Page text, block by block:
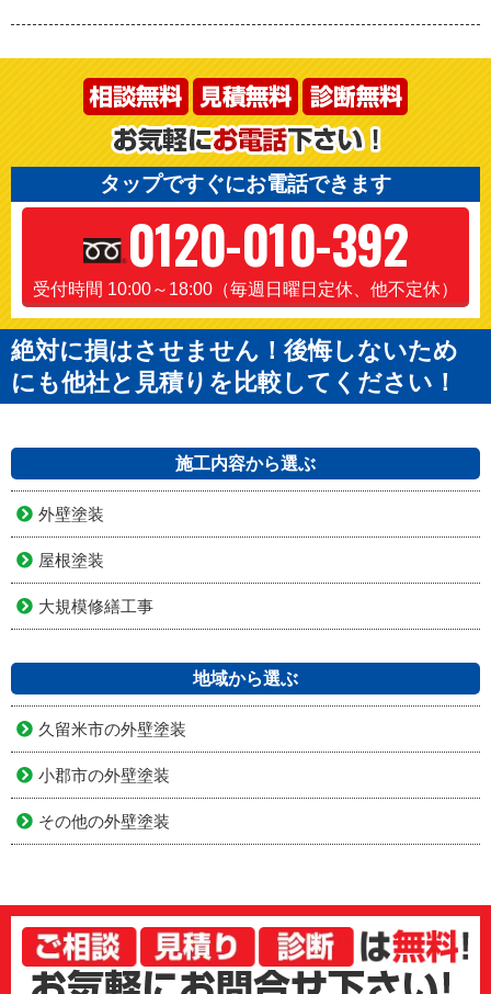
タップですぐにお電話できます
0120-010-392
受付時間 10:00～18:00（毎週日曜日定休、他不定休）
絶対に損はさせません！後悔しないため
にも他社と見積りを比較してください！
施工内容から選ぶ
外壁塗装
屋根塗装
大規模修繕工事
地域から選ぶ
久留米市の外壁塗装
小郡市の外壁塗装
その他の外壁塗装